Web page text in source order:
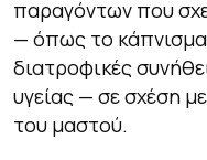
παραγόντων που
— όπως το
διατροφικές
υγείας — σε σχέση
του μαστού.